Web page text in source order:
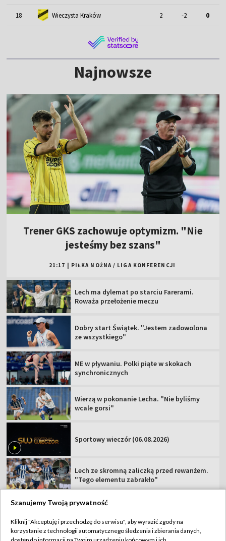
18 Wieczysta Kraków 2 -2 0
Najnowsze
Trener GKS zachowuje optymizm. "Nie
jesteśmy bez szans"
21:17 PIŁKA NOŻNA / LIGA KONFERENCJI
Lech ma dylemat po starciu Farerami.
Roważa przełożenie meczu
Dobry start Świątek. "Jestem zadowolona
ze wszystkiego"
ME w pływaniu. Polki piąte w skokach
synchronicznych
Wierzą w pokonanie Lecha. "Nie byliśmy
wcale gorsi"
Sportowy wieczór (06.08.2026)
Lech ze skromną zaliczką przed rewanżem.
"Tego elementu zabrakło"
TVP
Szanujemy Twoją prywatność
Kliknij "Akceptuję i przechodzę do serwisu", aby wyrazić zgody na
korzystanie z technologii automatycznego śledzenia i zbierania danych,